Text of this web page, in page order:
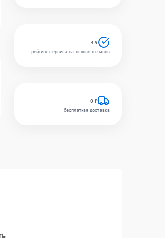
4.9
рейтинг сервиса на основе отзывов
0 ₽
бесплатная доставка